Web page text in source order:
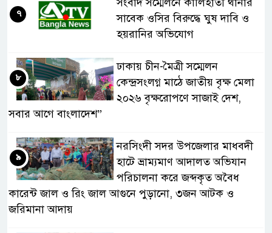
সাবেক ওসির বিরুদ্ধে ঘুষ দাবি ও
হয়রানির অভিযোগ
৭
ঢাকায় চীন-মৈত্রী সম্মেলন
কেন্দ্রসংলগ্ন মাঠে জাতীয় বৃক্ষ মেলা
২০২৬ বৃক্ষরোপণে সাজাই দেশ,
সবার আগে বাংলাদেশ”
৮
নরসিংদী সদর উপজেলার মাধবদী
হাটে ভ্রাম্যমাণ আদালত অভিযান
পরিচালনা করে জব্দকৃত অবৈধ
কারেন্ট জাল ও রিং জাল আগুনে পুড়ানো, ৩জন আটক ও
জরিমানা আদায়
৯